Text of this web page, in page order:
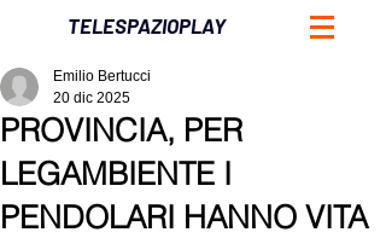
TELESPAZIOPLAY
PROVINCIA, PER
LEGAMBIENTE I
PENDOLARI HANNO VITA
Emilio Bertucci
20 dic 2025